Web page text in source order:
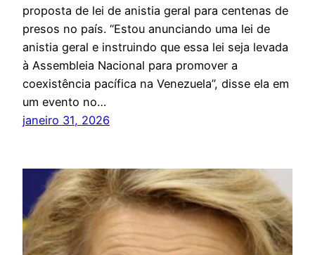
proposta de lei de anistia geral para centenas de
presos no país. “Estou anunciando uma lei de
anistia geral e instruindo que essa lei seja levada
à Assembleia Nacional para promover a
coexistência pacífica na Venezuela”, disse ela em
um evento no…
janeiro 31, 2026